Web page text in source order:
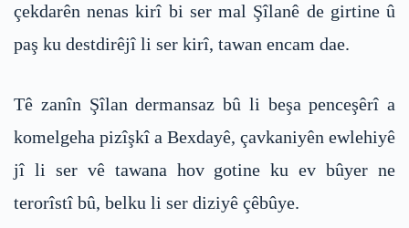
çekdarên nenas kirî bi ser mal Şîlanê de girtine û
paş ku destdirêjî li ser kirî, tawan encam dae.
Tê zanîn Şîlan dermansaz bû li beşa penceşêrî a
komelgeha pizîşkî a Bexdayê, çavkaniyên ewlehiyê
jî li ser vê tawana hov gotine ku ev bûyer ne
terorîstî bû, belku li ser diziyê çêbûye.